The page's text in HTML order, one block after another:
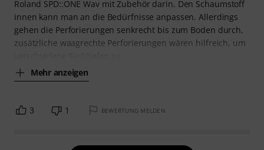
Roland SPD::ONE Wav mit Zubehör darin. Den Schaumstoff
innen kann man an die Bedürfnisse anpassen. Allerdings
gehen die Perforierungen senkrecht bis zum Boden durch,
zusätzliche waagrechte Perforierungen wären hilfreich, um
Mehr anzeigen
3 1 BEWERTUNG MELDEN